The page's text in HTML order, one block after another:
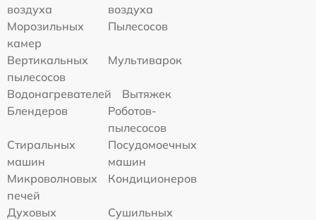
воздуха
воздуха
Морозильных
камер
Пылесосов
Вертикальных
пылесосов
Мультиварок
Водонагревателей
Вытяжек
Блендеров
Роботов-
пылесосов
Стиральных
машин
Посудомоечных
машин
Микроволновых
печей
Кондиционеров
Духовых
Сушильных